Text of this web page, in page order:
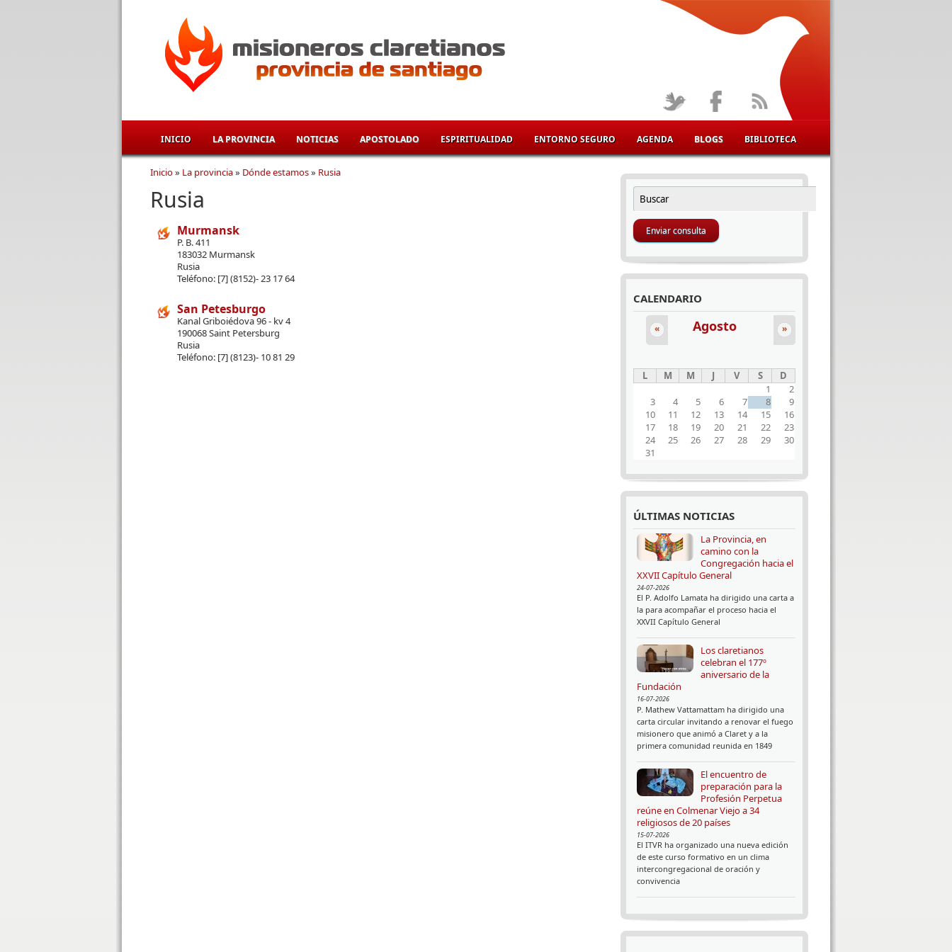
INICIO LA PROVINCIA NOTICIAS APOSTOLADO ESPIRITUALIDAD ENTORNO SEGURO AGENDA BLOGS BIBLIOTECA
Se encuentra usted aquí
Inicio» La provincia» Dónde estamos» Rusia
Rusia
Murmansk
P. B. 411
183032 Murmansk
Rusia
Teléfono: [7] (8152)- 23 17 64
San Petesburgo
Kanal Griboiédova 96 - kv 4
190068 Saint Petersburg
Rusia
Teléfono: [7] (8123)- 10 81 29
FORMULARIO DE BÚSQUEDA
Buscar
CALENDARIO
Agosto
« »
L M M J V S
D
1
2
3
4 5 6 7 8
9
10
11 12 13 14 15
16
17
18 19 20 21 22
23
24
25 26 27 28 29
30
31
ÚLTIMAS NOTICIAS
La Provincia, en
camino con la
Congregación hacia el
XXVII Capítulo General
24-07-2026
El P. Adolfo Lamata ha dirigido una carta a
la para acompañar el proceso hacia el
XXVII Capítulo General
Los claretianos
celebran el 177º
aniversario de la
Fundación
16-07-2026
P. Mathew Vattamattam ha dirigido una
carta circular invitando a renovar el fuego
misionero que animó a Claret y a la
primera comunidad reunida en 1849
El encuentro de
preparación para la
Profesión Perpetua
reúne en Colmenar Viejo a 34
religiosos de 20 países
15-07-2026
El ITVR ha organizado una nueva edición
de este curso formativo en un clima
intercongregacional de oración y
convivencia